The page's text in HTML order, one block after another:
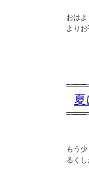
おは
より
もう
るく